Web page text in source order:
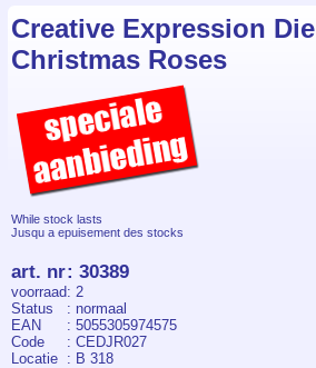
Creative Expression Die
Christmas Roses
While stock lasts
Jusqu a epuisement des stocks
art. nr: 30389
voorraad: 2
Status
: normaal
EAN
: 5055305974575
Code
: CEDJR027
Locatie : B 318